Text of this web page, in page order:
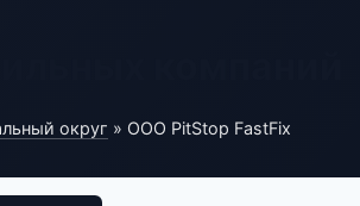
округ » ООО PitStop FastFix